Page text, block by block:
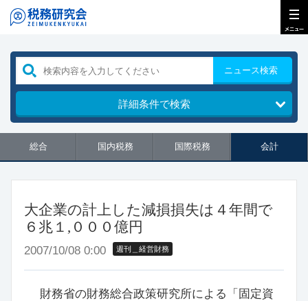
ニュース検索
詳細条件で検索
総合 国内税務 国際税務 会計
大企業の計上した減損損失は４年間で
６兆１,０００億円
2007/10/08 0:00 週刊＿経営財務
財務省の財務総合政策研究所による「固定資